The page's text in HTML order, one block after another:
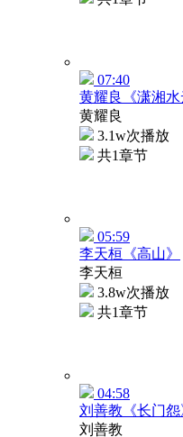
07:40
黄耀良《潇湘水
黄耀良
3.1w次播放
共1章节
05:59
李天桓《高山》
李天桓
3.8w次播放
共1章节
04:58
刘善教《长门怨
刘善教